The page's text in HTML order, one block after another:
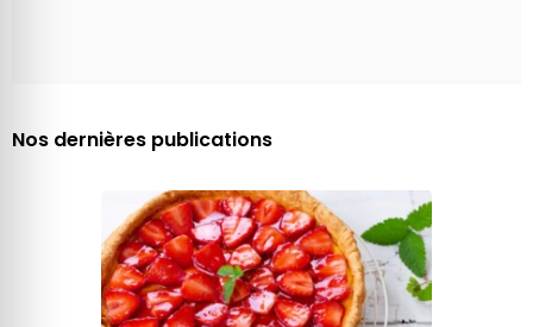
Nos dernières publications